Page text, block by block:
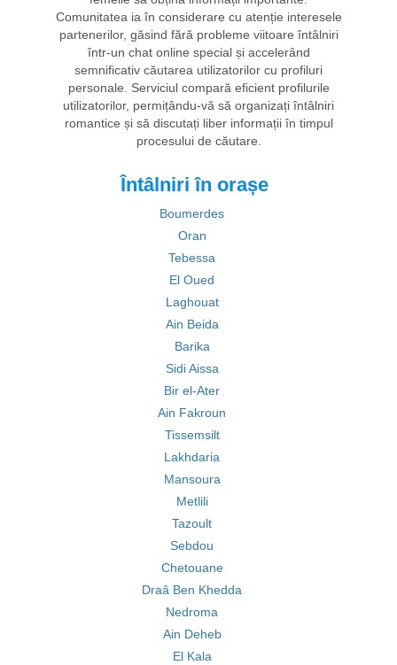
Comunitatea ia în considerare cu atenție interesele
partenerilor, găsind fără probleme viitoare întâlniri
într-un chat online special și accelerând
semnificativ căutarea utilizatorilor cu profiluri
personale. Serviciul compară eficient profilurile
utilizatorilor, permițându-vă să organizați întâlniri
romantice și să discutați liber informații în timpul
procesului de căutare.
Întâlniri în orașe
Boumerdes
Oran
Tebessa
El Oued
Laghouat
Ain Beida
Barika
Sidi Aissa
Bir el-Ater
Ain Fakroun
Tissemsilt
Lakhdaria
Mansoura
Metlili
Tazoult
Sebdou
Chetouane
Draâ Ben Khedda
Nedroma
Ain Deheb
El Kala